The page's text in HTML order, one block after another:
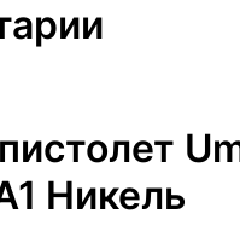
Никель